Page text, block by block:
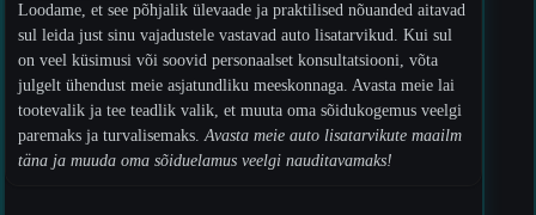
Loodame, et see põhjalik ülevaade ja praktilised nõuanded aitavad
sul leida just sinu vajadustele vastavad auto lisatarvikud. Kui sul
on veel küsimusi või soovid personaalset konsultatsiooni, võta
julgelt ühendust meie asjatundliku meeskonnaga. Avasta meie lai
tootevalik ja tee teadlik valik, et muuta oma sõidukogemus veelgi
paremaks ja turvalisemaks. Avasta meie auto lisatarvikute maailm
täna ja muuda oma sõiduelamus veelgi nauditavamaks!